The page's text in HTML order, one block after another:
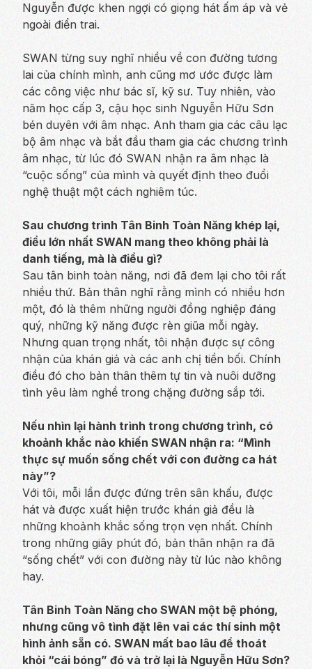
Nguyễn được khen ngợi có giọng hát ấm áp và vẻ
ngoài điển trai.
SWAN từng suy nghĩ nhiều về con đường tương
lai của chính mình, anh cũng mơ ước được làm
các công việc như bác sĩ, kỹ sư. Tuy nhiên, vào
năm học cấp 3, cậu học sinh Nguyễn Hữu Sơn
bén duyên với âm nhạc. Anh tham gia các câu lạc
bộ âm nhạc và bắt đầu tham gia các chương trình
âm nhạc, từ lúc đó SWAN nhận ra âm nhạc là
“cuộc sống” của mình và quyết định theo đuổi
nghệ thuật một cách nghiêm túc.
Sau chương trình Tân Binh Toàn Năng khép lại,
điều lớn nhất SWAN mang theo không phải là
danh tiếng, mà là điều gì?
Sau tân binh toàn năng, nơi đã đem lại cho tôi rất
nhiều thứ. Bản thân nghĩ rằng mình có nhiều hơn
một, đó là thêm những người đồng nghiệp đáng
quý, những kỹ năng được rèn giũa mỗi ngày.
Nhưng quan trọng nhất, tôi nhận được sự công
nhận của khán giả và các anh chị tiền bối. Chính
điều đó cho bản thân thêm tự tin và nuôi dưỡng
tình yêu làm nghề trong chặng đường sắp tới.
Nếu nhìn lại hành trình trong chương trình, có
khoảnh khắc nào khiến SWAN nhận ra: “Mình
thực sự muốn sống chết với con đường ca hát
này”?
Với tôi, mỗi lần được đứng trên sân khấu, được
hát và được xuất hiện trước khán giả đều là
những khoảnh khắc sống trọn vẹn nhất. Chính
trong những giây phút đó, bản thân nhận ra đã
“sống chết” với con đường này từ lúc nào không
hay.
Tân Binh Toàn Năng cho SWAN một bệ phóng,
nhưng cũng vô tình đặt lên vai các thí sinh một
hình ảnh sẵn có. SWAN mất bao lâu để thoát
khỏi “cái bóng” đó và trở lại là Nguyễn Hữu Sơn?